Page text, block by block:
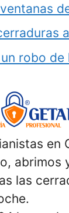
robo de
en
abrimos
las